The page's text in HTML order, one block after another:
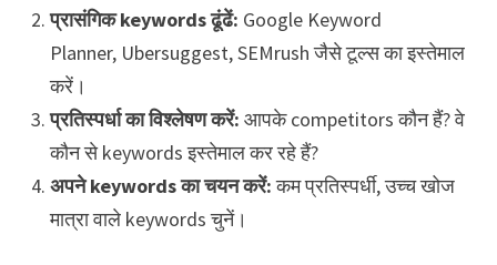
प्रासंगिक keywords ढूंढें: Google Keyword
Planner, Ubersuggest, SEMrush जैसे टूल्स का इस्तेमाल
करें।
प्रतिस्पर्धा का विश्लेषण करें: आपके competitors कौन हैं? वे
कौन से keywords इस्तेमाल कर रहे हैं?
अपने keywords का चयन करें:कम प्रतिस्पर्धी, उच्च खोज
मात्रा वाले keywords चुनें।